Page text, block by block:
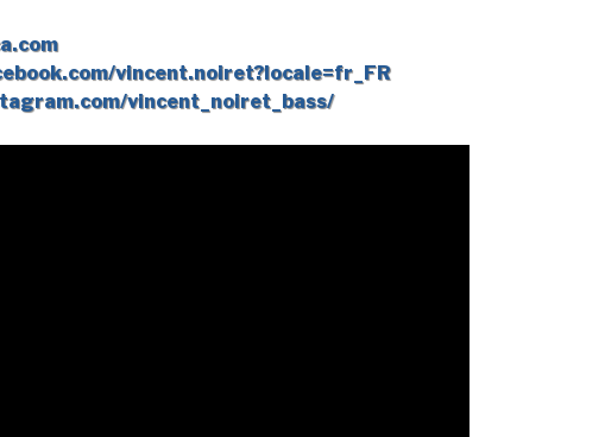
vincent.noiret?locale=fr_FR
vincent_noiret_bass/